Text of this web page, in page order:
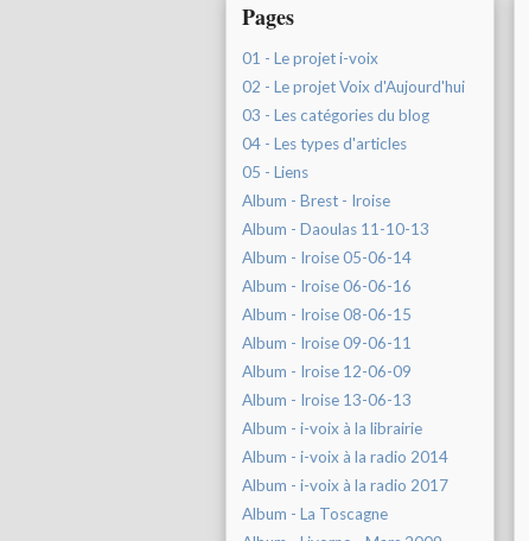
Pages
01 - Le projet i-voix
02 - Le projet Voix d'Aujourd'hui
03 - Les catégories du blog
04 - Les types d'articles
05 - Liens
Album - Brest - Iroise
Album - Daoulas 11-10-13
Album - Iroise 05-06-14
Album - Iroise 06-06-16
Album - Iroise 08-06-15
Album - Iroise 09-06-11
Album - Iroise 12-06-09
Album - Iroise 13-06-13
Album - i-voix à la librairie
Album - i-voix à la radio 2014
Album - i-voix à la radio 2017
Album - La Toscagne